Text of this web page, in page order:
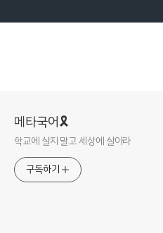
메타국어🎗
학교에 살지 말고 세상에 살아라
구독하기